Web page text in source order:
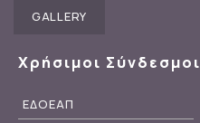
GALLERY
Χρήσιμοι Σύνδεσμοι
ΕΔΟΕΑΠ